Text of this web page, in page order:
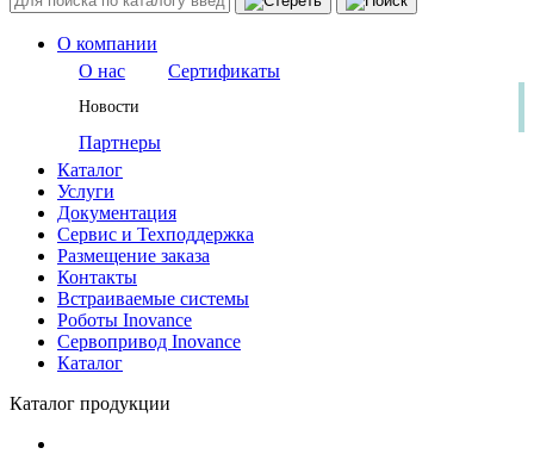
О компании
О нас
Сертификаты
Новости
Партнеры
Каталог
Услуги
Документация
Сервис и Техподдержка
Размещение заказа
Контакты
Встраиваемые системы
Роботы Inovance
Сервопривод Inovance
Каталог
Каталог продукции